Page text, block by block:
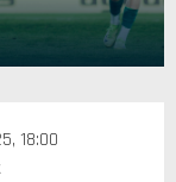
18:00